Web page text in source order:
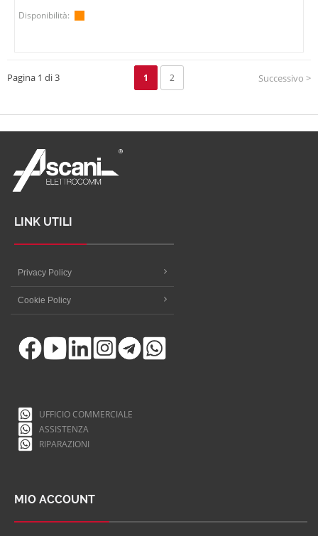
Disponibilità:
Pagina 1 di 3 1 2 Successivo >
LINK UTILI
Privacy Policy
Cookie Policy
UFFICIO COMMERCIALE
ASSISTENZA
RIPARAZIONI
MIO ACCOUNT